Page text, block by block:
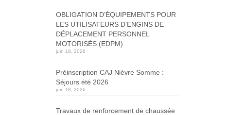
OBLIGATION D’ÉQUIPEMENTS POUR
LES UTILISATEURS D’ENGINS DE
DÉPLACEMENT PERSONNEL
MOTORISÉS (EDPM)
juin 18, 2026
Préinscription CAJ Nièvre Somme :
Séjours été 2026
juin 18, 2026
Travaux de renforcement de chaussée